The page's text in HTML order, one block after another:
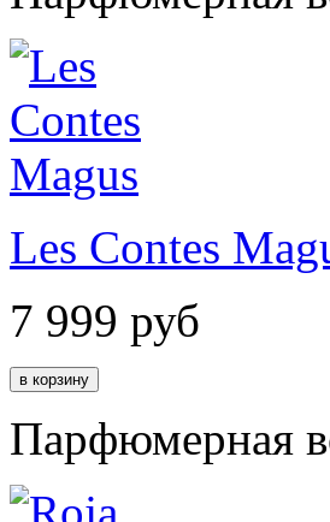
Les Contes
7 999 руб
Парфюмерная